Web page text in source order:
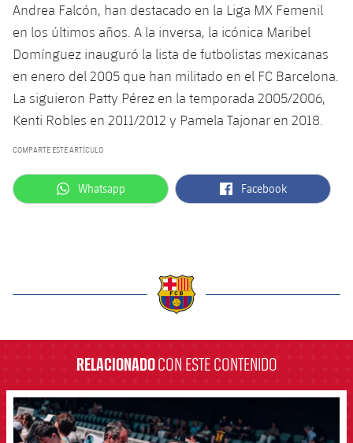
Andrea Falcón, han destacado en la Liga MX Femenil
en los últimos años. A la inversa, la icónica Maribel
Domínguez inauguró la lista de futbolistas mexicanas
en enero del 2005 que han militado en el FC Barcelona.
La siguieron Patty Pérez en la temporada 2005/2006,
Kenti Robles en 2011/2012 y Pamela Tajonar en 2018.
COMPARTE ESTE ARTÍCULO
label.aria.whatsapp
Whatsapp label.aria.facebook
Facebook
RELACIONADOCON ESTE CONTENIDO